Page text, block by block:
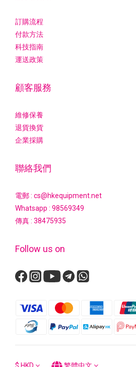
訂購流程
付款方法
科技指南
運送政策
顧客服務
維修保養
退貨換貨
企業採購
聯絡我們
電郵 : cs@hkequipment.net
Whatsapp : 98569349
傳真 : 38475935
Follow us on